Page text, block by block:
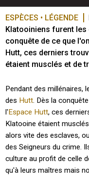
ESPÈCES • LÉGENDE
Klatooiniens furent les
conquête de ce que
Hutt, ces derniers
étaient musclés et de
Pendant des millénaires,
des Hutt. Dès la
l'Espace Hutt, ces
Klatooine étaient
alors vite des esclaves,
des Seigneurs du crime.
culture au profit de celle
qu'à leurs maîtres mais